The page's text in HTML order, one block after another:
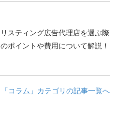
リスティング広告代理店を選ぶ際
のポイントや費用について解説！
「コラム」カテゴリの記事一覧へ